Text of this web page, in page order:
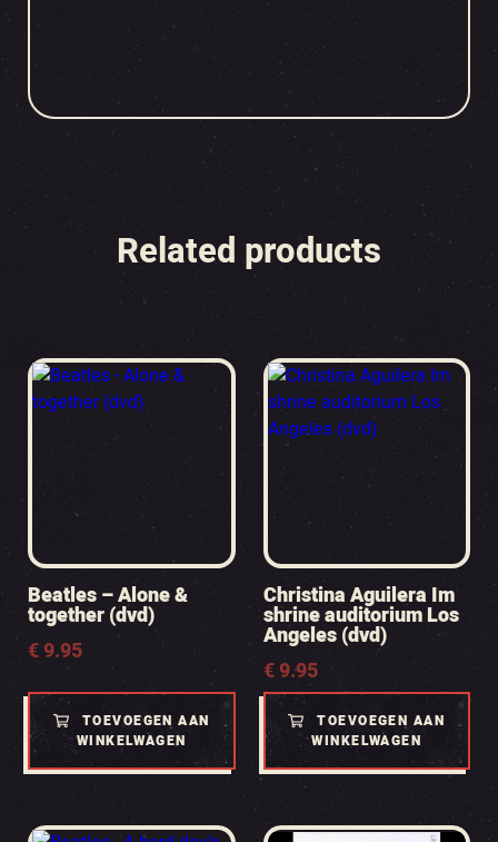
Related products
Beatles – Alone &
together (dvd)
€9.95
TOEVOEGEN AAN
WINKELWAGEN
Christina Aguilera Im
shrine auditorium Los
Angeles (dvd)
€9.95
TOEVOEGEN AAN
WINKELWAGEN